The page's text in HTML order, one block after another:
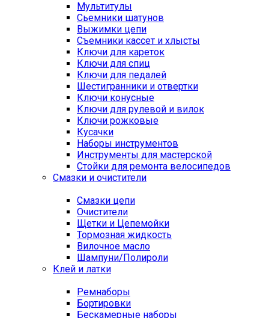
Мультитулы
Сьемники шатунов
Выжимки цепи
Съемники кассет и хлысты
Ключи для кареток
Ключи для спиц
Ключи для педалей
Шестигранники и отвертки
Ключи конусные
Ключи для рулевой и вилок
Ключи рожковые
Кусачки
Наборы инструментов
Инструменты для мастерской
Стойки для ремонта велосипедов
Смазки и очистители
Смазки цепи
Очистители
Щетки и Цепемойки
Тормозная жидкость
Вилочное масло
Шампуни/Полироли
Клей и латки
Ремнаборы
Бортировки
Бескамерные наборы